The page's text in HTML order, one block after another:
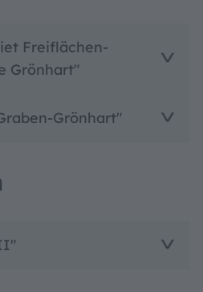
Freiflächen-
Grönhart"
Grönhart"